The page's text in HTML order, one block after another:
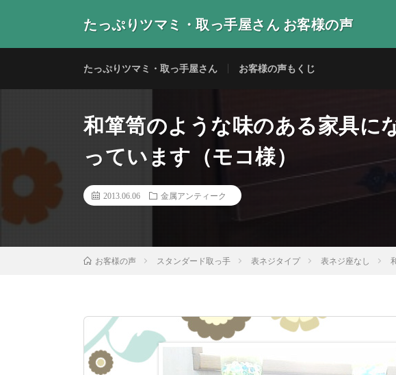
たっぷりツマミ・取っ手屋さん お客様の声
たっぷりツマミ・取っ手屋さん お客様の声もくじ
和箪笥のような味のある家具に
っています（モコ様）
2013.06.06 金属アンティーク
お客様の声 スタンダード取っ手 表ネジタイプ 表ネジ座なし